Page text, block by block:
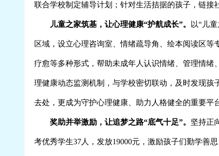
联合学校制定辅导计划；针对生活拮据的孩子，链
儿童之家筑基，让心理健康“护航成长”。 以“儿
区域，设立心理咨询室、情绪疏导角、绘本阅读区
疗愈等多种形式，帮助未成年人认识情绪、管理情
理健康动态监测机制，与学校密切联动，及时发现
去处，更成为守护心理健康、助力人格健全的重要
奖助并举激励，让追梦之路“底气十足”。 坚持正
考优秀学生37人，发放19000元，激励孩子们勤学善